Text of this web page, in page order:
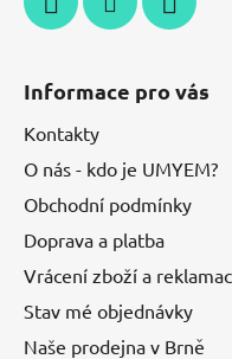
Informace pro vás
Kontakty
O nás - kdo je UMYEM?
Obchodní podmínky
Doprava a platba
Vrácení zboží a
Stav mé objednávky
Naše prodejna v Brně